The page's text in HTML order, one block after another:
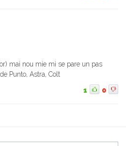
mai nou mie mi se pare un pas
Punto, Astra, Colt
1 0